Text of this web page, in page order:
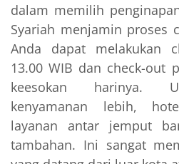
dalam memilih
Syariah menjamin proses
Anda dapat melakukan
13.00 WIB dan check-out
keesokan harinya.
kenyamanan lebih,
layanan antar jemput
tambahan. Ini sangat